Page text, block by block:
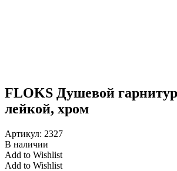
FLOKS Душевой
лейкой, хром
Артикул: 2327
В наличии
Add to Wishlist
Add to Wishlist